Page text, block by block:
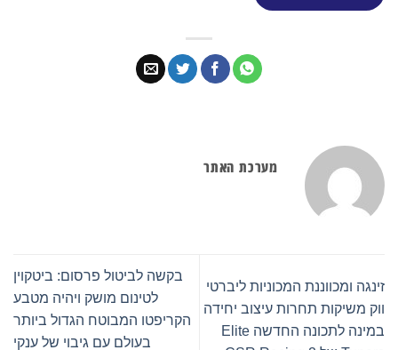
מערכת האתר
המכוניות ליברטי
תחרות עיצוב יחידה
במינה לתכונה החדשה Elite
בקשה לביטול פרסום: ביטקוין
לטינום מושק ויהיה מטבע
הקריפטו המבוטח הגדול ביותר
בעולם עם גיבוי של ענקי